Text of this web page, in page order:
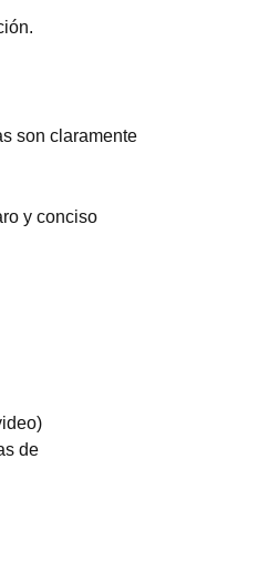
son claramente
y conciso
de